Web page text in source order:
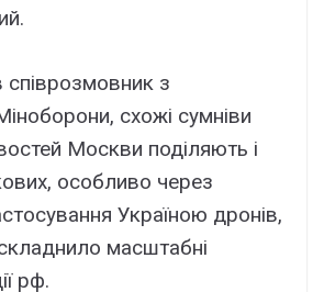
з
схожі сумніви
Москви поділяють і
особливо через
Україною дронів,
масштабні
рф.